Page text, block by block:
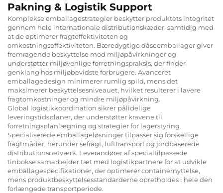
Pakning & Logistik Support
Komplekse emballagestrategier beskytter produktets integritet
gennem hele internationale distributionskæder, samtidig med
at de optimerer fragteffektiviteten og
omkostningseffektiviteten. Bæredygtige dåseemballager giver
fremragende beskyttelse mod miljøpåvirkninger og
understøtter miljøvenlige forretningspraksis, der finder
genklang hos miljøbevidste forbrugere. Avanceret
emballagedesign minimerer rumlig spild, mens det
maksimerer beskyttelsesniveauet, hvilket resulterer i lavere
fragtomkostninger og mindre miljøpåvirkning.
Global logistikkoordination sikrer pålidelige
leveringstidsplaner, der understøtter kravene til
forretningsplanlægning og strategier for lagerstyring.
Specialiserede emballageløsninger tilpasser sig forskellige
fragtmåder, herunder sefragt, lufttransport og jordbaserede
distributionsnetværk. Leverandører af specialtilpassede
tinbokse samarbejder tæt med logistikpartnere for at udvikle
emballagespecifikationer, der optimerer containernyttelse,
mens produktbeskyttelsesstandarderne opretholdes i hele den
forlængede transportperiode.